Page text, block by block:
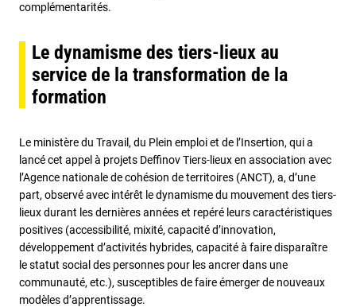
complémentarités.
Le dynamisme des tiers-lieux au
service de la transformation de la
formation
Le ministère du Travail, du Plein emploi et de l’Insertion, qui a
lancé cet appel à projets Deffinov Tiers-lieux en association avec
l’Agence nationale de cohésion de territoires (ANCT), a, d’une
part, observé avec intérêt le dynamisme du mouvement des tiers-
lieux durant les dernières années et repéré leurs caractéristiques
positives (accessibilité, mixité, capacité d’innovation,
développement d’activités hybrides, capacité à faire disparaître
le statut social des personnes pour les ancrer dans une
communauté, etc.), susceptibles de faire émerger de nouveaux
modèles d’apprentissage.